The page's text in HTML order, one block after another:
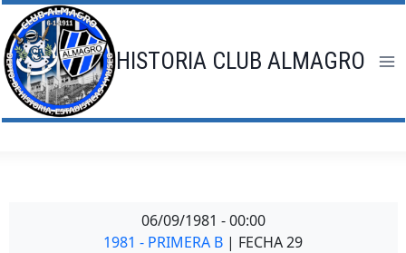
Saltar
al
contenido
HISTORIA CLUB ALMAGRO
06/09/1981 - 00:00
1981 - PRIMERA B | FECHA 29